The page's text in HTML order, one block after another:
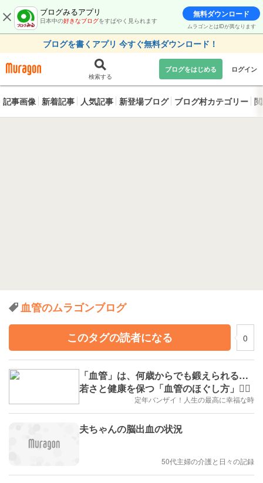
ブログみるアプリ
日本中の好きなブログをすばやく見られます
無料ダウンロード
ムラゴンとはIDが異なります
ブログを書くアプリ 今すぐ無料ダウンロード！
検索する
ブログをはじめる ログイン
記事画像 新着記事 人気記事 新登場ブログ ブログ村カテゴリー
血管のムラゴンブログ
このタグの読者になる
0
「血管」は、何歳からでも鍛えられる…
若さと健康を保つ「血管のほぐし方」🧘‍♀️
定年バンザイ！人生の最高に幸福な時
夫ちゃんの脳出血の状況
50代主婦の介護と日々の記録